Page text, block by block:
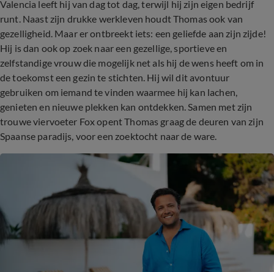
Valencia leeft hij van dag tot dag, terwijl hij zijn eigen bedrijf
runt. Naast zijn drukke werkleven houdt Thomas ook van
gezelligheid. Maar er ontbreekt iets: een geliefde aan zijn zijde!
Hij is dan ook op zoek naar een gezellige, sportieve en
zelfstandige vrouw die mogelijk net als hij de wens heeft om in
de toekomst een gezin te stichten. Hij wil dit avontuur
gebruiken om iemand te vinden waarmee hij kan lachen,
genieten en nieuwe plekken kan ontdekken. Samen met zijn
trouwe viervoeter Fox opent Thomas graag de deuren van zijn
Spaanse paradijs, voor een zoektocht naar de ware.